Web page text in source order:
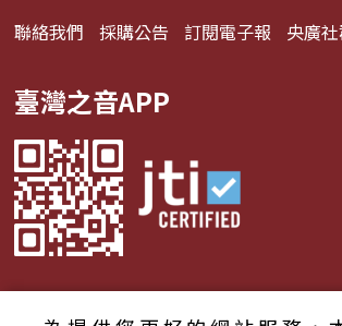
聯絡我們 採購公告 訂閱電子報 央廣
臺灣之音APP